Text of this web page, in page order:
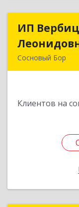
ИП
Сосновый Бор
Клиентов на